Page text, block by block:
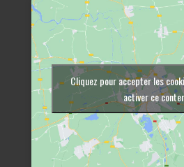
Cliquez pour accepter les
activer ce